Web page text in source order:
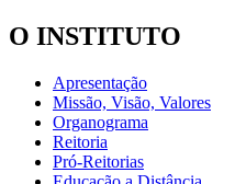
O INSTITUTO
Apresentação
Missão, Visão, Valores
Organograma
Reitoria
Pró-Reitorias